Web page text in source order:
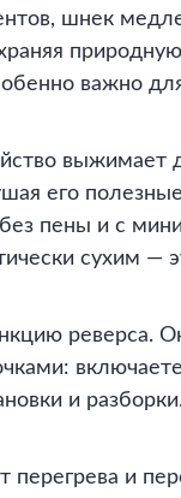
шнек
важно
выжимает
его
пены и с
сухим —
реверса.
и
и